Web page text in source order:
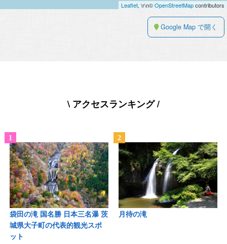
Leaflet, \r\n©OpenStreetMapcontributors
Google Map で開く
\ アクセスランキング /
袋田の滝 国名勝 日本三名瀑 茨
城県大子町の代表的観光スポ
ット
月待の滝